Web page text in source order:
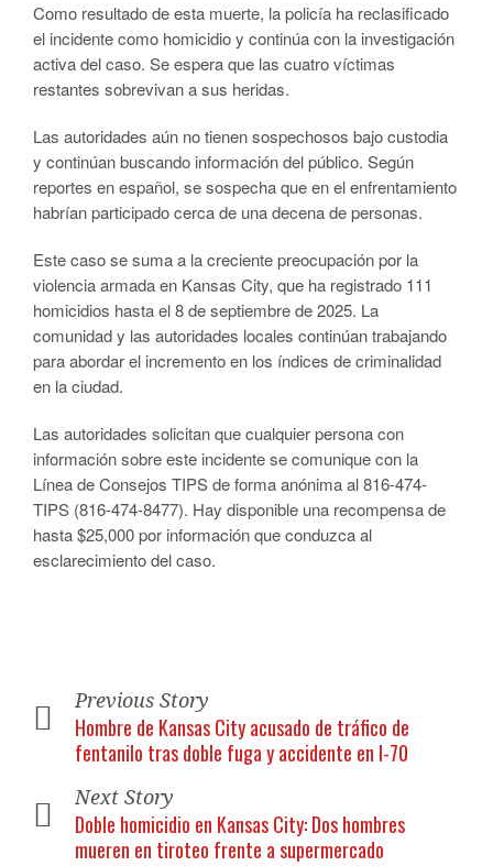
Como resultado de esta muerte, la policía ha reclasificado
el incidente como homicidio y continúa con la investigación
activa del caso. Se espera que las cuatro víctimas
restantes sobrevivan a sus heridas.
Las autoridades aún no tienen sospechosos bajo custodia
y continúan buscando información del público. Según
reportes en español, se sospecha que en el enfrentamiento
habrían participado cerca de una decena de personas.
Este caso se suma a la creciente preocupación por la
violencia armada en Kansas City, que ha registrado 111
homicidios hasta el 8 de septiembre de 2025. La
comunidad y las autoridades locales continúan trabajando
para abordar el incremento en los índices de criminalidad
en la ciudad.
Las autoridades solicitan que cualquier persona con
información sobre este incidente se comunique con la
Línea de Consejos TIPS de forma anónima al 816-474-
TIPS (816-474-8477). Hay disponible una recompensa de
hasta $25,000 por información que conduzca al
esclarecimiento del caso.
Previous Story
Hombre de Kansas City acusado de tráfico de
fentanilo tras doble fuga y accidente en I-70
Next Story
Doble homicidio en Kansas City: Dos hombres
mueren en tiroteo frente a supermercado